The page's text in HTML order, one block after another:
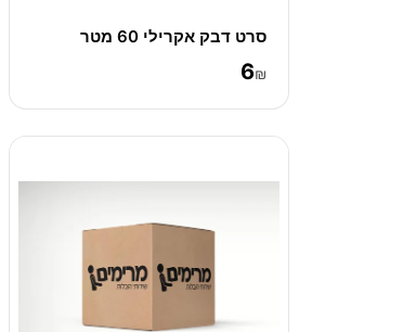
סרט דבק אקרילי 60 מטר
₪
6